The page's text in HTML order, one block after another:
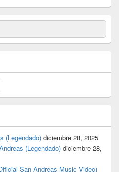
(Legendado) diciembre 28, 2025
(Legendado) diciembre 28,
San Andreas Music Video)